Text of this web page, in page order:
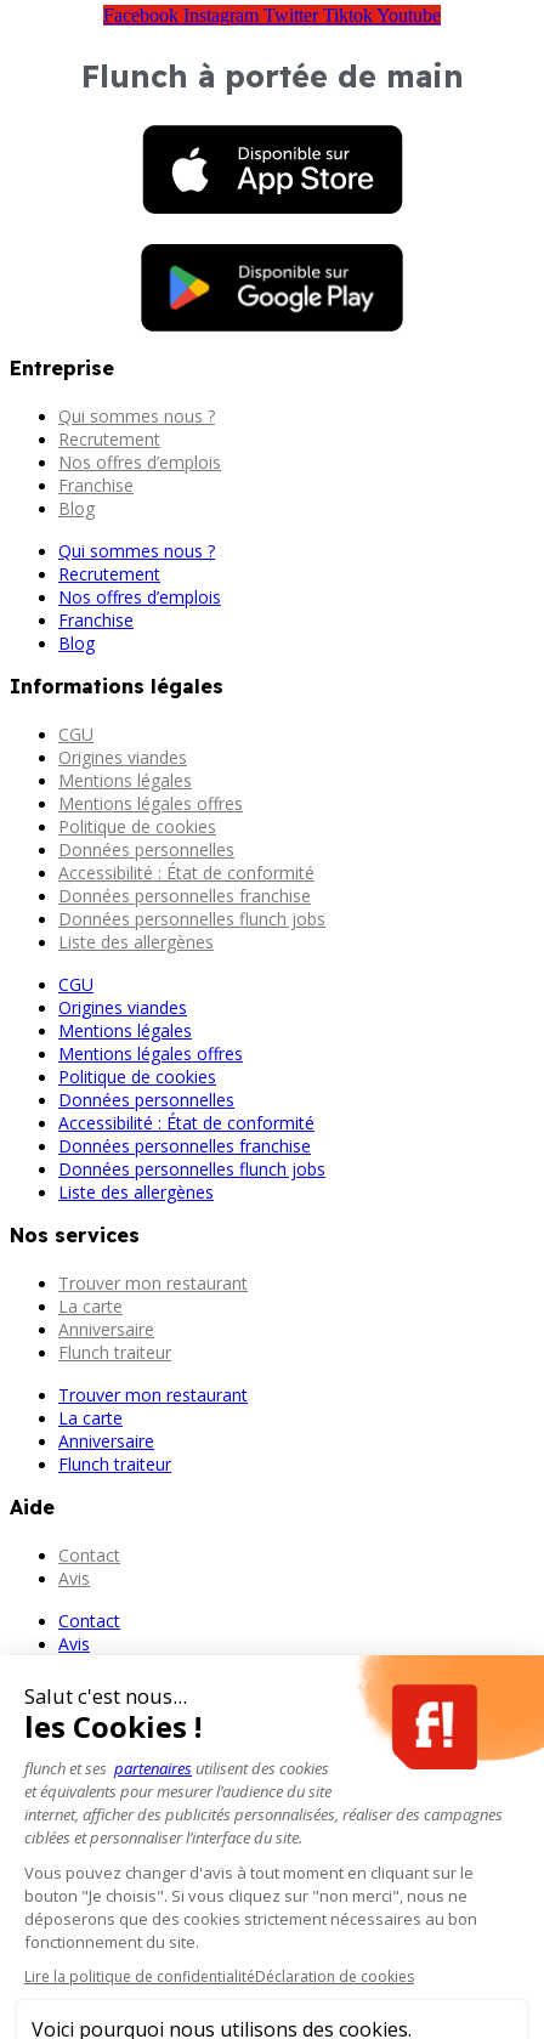
Facebook Instagram Twitter TiktokYoutube
Flunch à portée de main
Entreprise
Qui sommes nous ?
Recrutement
Nos offres d’emplois
Franchise
Blog
Qui sommes nous ?
Recrutement
Nos offres d’emplois
Franchise
Blog
Informations légales
CGU
Origines viandes
Mentions légales
Mentions légales offres
Politique de cookies
Données personnelles
Accessibilité : État de conformité
Données personnelles franchise
Données personnelles flunch jobs
Liste des allergènes
CGU
Origines viandes
Mentions légales
Mentions légales offres
Politique de cookies
Données personnelles
Accessibilité : État de conformité
Données personnelles franchise
Données personnelles flunch jobs
Liste des allergènes
Nos services
Trouver mon restaurant
La carte
Anniversaire
Flunch traiteur
Trouver mon restaurant
La carte
Anniversaire
Flunch traiteur
Aide
Contact
Avis
Contact
Avis
Salut c'est nous...
les Cookies !
flunch et ses partenairesutilisent des cookies
et équivalents pour mesurer l’audience du site
internet, afficher des publicités personnalisées, réaliser des campagnes
ciblées et personnaliser l’interface du site.
Vous pouvez changer d'avis à tout moment en cliquant sur le
bouton "Je choisis". Si vous cliquez sur "non merci", nous ne
déposerons que des cookies strictement nécessaires au bon
fonctionnement du site.
Lire la politique de confidentialitéDéclaration de cookies
Voici pourquoi nous utilisons des cookies.